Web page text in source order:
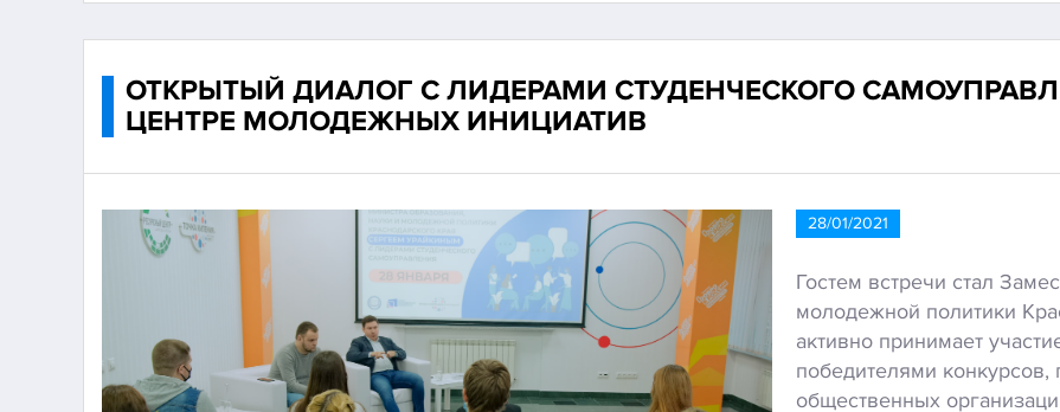
ОТКРЫТЫЙ ДИАЛОГ С ЛИДЕРАМИ СТУДЕНЧЕСКОГО
ЦЕНТРЕ МОЛОДЕЖНЫХ ИНИЦИАТИВ
28/01/2021
Гостем встречи стал
молодежной политики
активно принимает
победителями конкурсов,
общественных